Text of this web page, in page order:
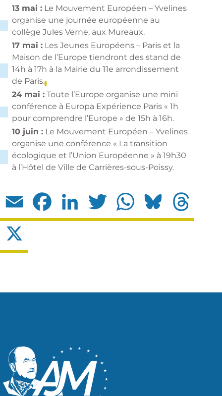
13 mai : Le Mouvement Européen – Yvelines
organise une journée européenne au
collège Jules Verne, aux Mureaux.
17 mai : Les Jeunes Européens – Paris et la
Maison de l’Europe tiendront des stand de
14h à 17h à la Mairie du 11e arrondissement
de Paris.
24 mai : Toute l’Europe organise une mini
conférence à Europa Expérience Paris « 1h
pour comprendre l’Europe » de 15h à 16h.
10 juin : Le Mouvement Européen – Yvelines
organise une conférence « La transition
écologique et l’Union Européenne » à 19h30
à l’Hôtel de Ville de Carrières-sous-Poissy.
Email Facebook LinkedIn Twitter WhatsApp Bluesky